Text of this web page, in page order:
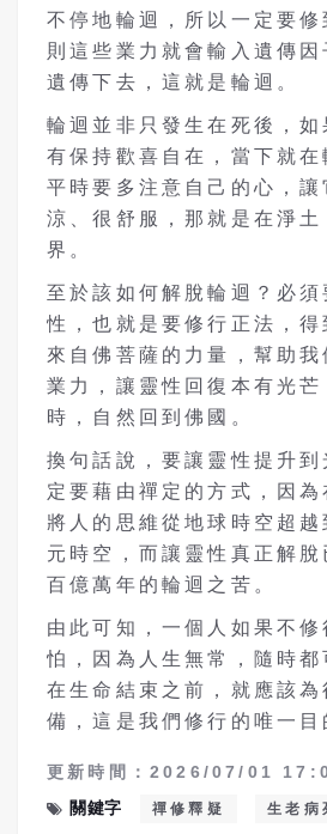
不停地輪迴，所以一定要
則這些業力就會輸入遺傳
遺傳下去，這就是輪迴。
輪迴並非只發生在死後，如
有保持歡喜自在，當下就在
平時要多注意自己的心，讓
涼、很舒服，那就是在淨土
界。
至於該如何解脫輪迴？必須
性，也就是要修行正法，得
來自佛菩薩的力量，幫助
業力，讓靈性回復本有光芒
時，自然回到佛國。
換句話說，要讓靈性提升到
定要藉由禪定的方式，因為
將人的思維從地球時空超
元時空，而讓靈性真正解
百億萬年的輪迴之苦。
由此可知，一個人如果不修
怕，因為人生無常，隨時都
在生命結束之前，就應該
備，這是我們修行的唯一目
更新時間：2026/07/01
關鍵字
禪修釋疑 生老病